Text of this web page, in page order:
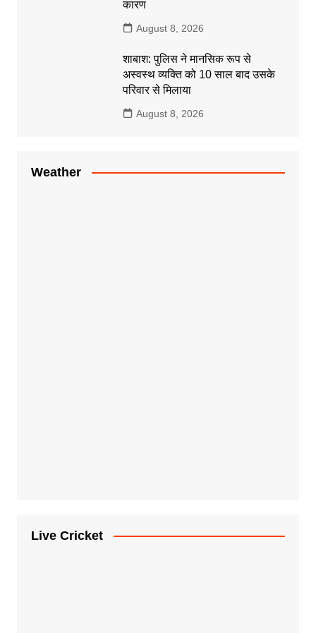
कारण
August 8, 2026
शाबाश: पुलिस ने मानसिक रूप से
अस्वस्थ व्यक्ति को 10 साल बाद उसके
परिवार से मिलाया
August 8, 2026
Weather
Live Cricket